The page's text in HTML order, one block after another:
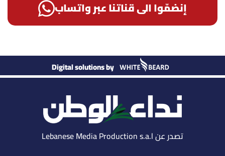
إنضمّوا الى قناتنا عبر واتساب
Digital solutions by
تصدر عن Lebanese Media Production s.a.l